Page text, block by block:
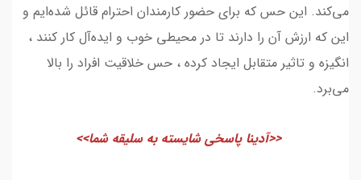
می‌کند. این حس که برای حضور کارمندان احترام قائل شده‌ایم و
این که ارزش آن را دارند تا در محیطی خوب و ایده‌آل کار ‌کنند ،
انگیزه و تاثیر متقابل ایجاد کرده ، حس خلاقیت افراد را بالا
می‌برد.
<<آدینا پاسخی شایسته به سلیقه شما>>